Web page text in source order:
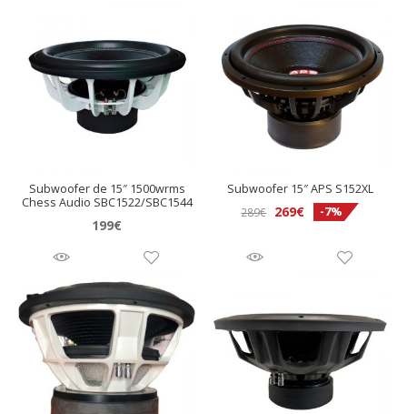
Subwoofer de 15″ 1500wrms
Chess Audio SBC1522/SBC1544
199€
Subwoofer 15″ APS S152XL
289€ El
269€El
actual
-7%